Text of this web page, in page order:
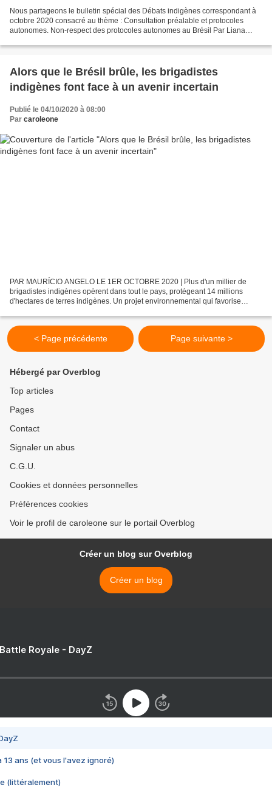
Nous partageons le bulletin spécial des Débats indigènes correspondant à
octobre 2020 consacré au thème : Consultation préalable et protocoles
autonomes. Non-respect des protocoles autonomes au Brésil Par Liana
Alors que le Brésil brûle, les brigadistes
indigènes font face à un avenir incertain
Publié le 04/10/2020 à 08:00
Par caroleone
PAR MAURÍCIO ANGELO LE 1ER OCTOBRE 2020 | Plus d'un millier de
brigadistes indigènes opèrent dans tout le pays, protégeant 14 millions
d'hectares de terres indigènes. Un projet environnemental qui favorise
< Page précédente Page suivante >
Hébergé par Overblog
Top articles
Pages
Contact
Signaler un abus
C.G.U.
Cookies et données personnelles
Préférences cookies
Voir le profil de caroleone sur le portail Overblog
Créer un blog sur Overblog
Créer un blog
Royale - DayZ
13 ans (et vous l'avez ignoré)
(littéralement)